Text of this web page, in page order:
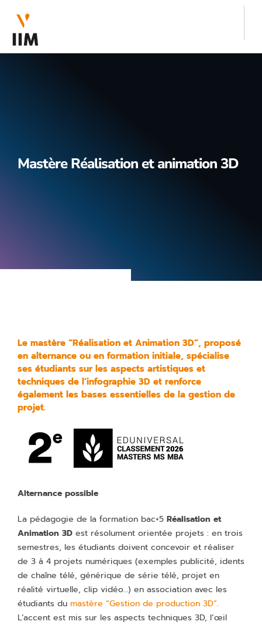
Mastère Réalisation et animation 3D
Le mastère “Réalisation et Animation 3D”, proposé
en alternance ou en formation initiale, spécialise
ses étudiants sur les aspects artistiques et
techniques de l’infographie 3D et renforce
également les bases essentielles de la gestion de
projet.
Alternance possible
La pédagogie de la formation bac+5 Réalisation et
Animation 3D est résolument orientée projets : en trois
semestres, les étudiants doivent concevoir et réaliser
de 3 à 4 projets numériques (exemples publicité, idents
de chaîne télé, générique de série télé, projet en
réalité virtuelle, clip vidéo…) en association avec les
étudiants du mastère “Gestion de production 3D”.
L’accent est mis sur les aspects techniques 3D, l’œil